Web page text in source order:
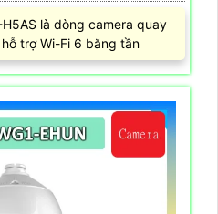
là dòng camera quay
trợ Wi-Fi 6 băng tần